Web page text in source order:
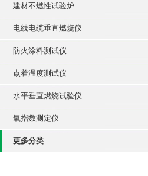
建材不燃性试验炉
电线电缆垂直燃烧仪
防火涂料测试仪
点着温度测试仪
水平垂直燃烧试验仪
氧指数测定仪
更多分类